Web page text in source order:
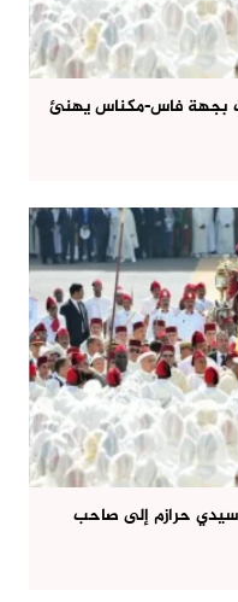
بجهة فاس-مكناس يهنئ
حرازم إلى صاحب